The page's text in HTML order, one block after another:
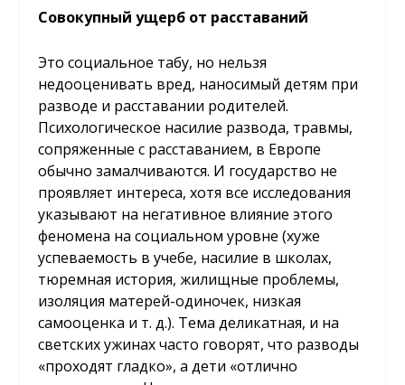
Совокупный ущерб от расставаний
Это социальное табу, но нельзя
недооценивать вред, наносимый детям при
разводе и расставании родителей.
Психологическое насилие развода, травмы,
сопряженные с расставанием, в Европе
обычно замалчиваются. И государство не
проявляет интереса, хотя все исследования
указывают на негативное влияние этого
феномена на социальном уровне (хуже
успеваемость в учебе, насилие в школах,
тюремная история, жилищные проблемы,
изоляция матерей-одиночек, низкая
самооценка и т. д.). Тема деликатная, и на
светских ужинах часто говорят, что разводы
«проходят гладко», а дети «отлично